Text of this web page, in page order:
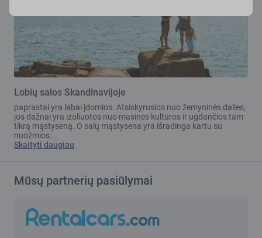
Lobių salos Skandinavijoje
paprastai yra labai įdomios. Atsiskyrusios nuo žemyninės dalies,
jos dažnai yra izoliuotos nuo masinės kultūros ir ugdančios tam
tikrą mąstyseną. O salų mąstysena yra išradinga kartu su
nuožmios...
Skaityti daugiau
Mūsų partnerių pasiūlymai